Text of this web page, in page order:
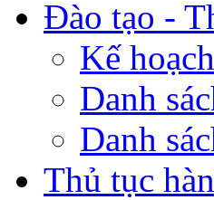
Đào tạo -
Kế
Danh
Danh
Thủ tục